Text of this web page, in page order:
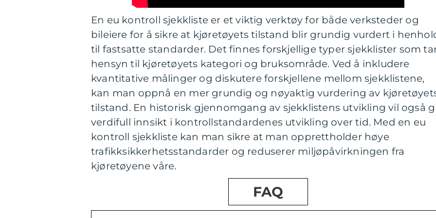
En eu kontroll sjekkliste er et viktig verktøy for både verksteder og
bileiere for å sikre at kjøretøyets tilstand blir grundig vurdert i
til fastsatte standarder. Det finnes forskjellige typer sjekklister som
hensyn til kjøretøyets kategori og bruksområde. Ved å inkludere
kvantitative målinger og diskutere forskjellene mellom sjekklistene,
kan man oppnå en mer grundig og nøyaktig vurdering av
tilstand. En historisk gjennomgang av sjekklistens utvikling vil også
verdifull innsikt i kontrollstandardenes utvikling over tid. Med en eu
kontroll sjekkliste kan man sikre at man opprettholder høye
trafikksikkerhetsstandarder og reduserer miljøpåvirkningen fra
kjøretøyene våre.
FAQ